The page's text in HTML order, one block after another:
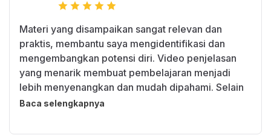
Materi yang disampaikan sangat relevan dan
praktis, membantu saya mengidentifikasi dan
mengembangkan potensi diri. Video penjelasan
yang menarik membuat pembelajaran menjadi
lebih menyenangkan dan mudah dipahami. Selain
itu, adanya submission akhir memberikan
dipelajari. Kelas ini sangat direkomendasikan bagi
Baca selengkapnya